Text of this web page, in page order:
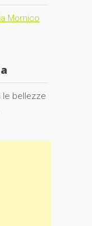
le bellezze